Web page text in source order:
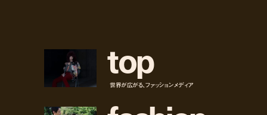
top
世界が広がる、ファッションメディア